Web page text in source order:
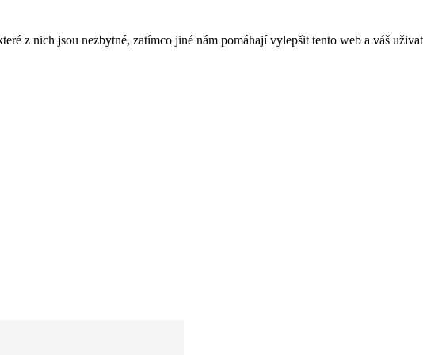
z nich jsou nezbytné, zatímco jiné nám pomáhají vylepšit tento web a váš